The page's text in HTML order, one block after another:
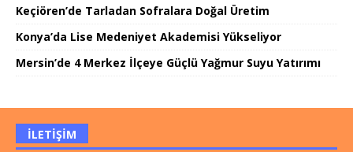
Keçiören’de Tarladan Sofralara Doğal Üretim
Konya’da Lise Medeniyet Akademisi Yükseliyor
Mersin’de 4 Merkez İlçeye Güçlü Yağmur Suyu Yatırımı
İLETIŞIM